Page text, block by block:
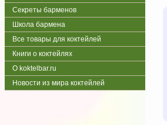
Секреты барменов
Школа бармена
Все товары для коктейлей
Книги о коктейлях
О koktelbar.ru
Новости из мира коктейлей